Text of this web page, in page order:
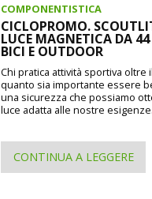
COMPONENTISTICA
CICLOPROMO.
LUCE MAGNETICA DA
BICI E OUTDOOR
Chi pratica attività sportiva oltre
quanto sia importante essere
una sicurezza che possiamo
luce adatta alle nostre
CONTINUA A LEGGERE